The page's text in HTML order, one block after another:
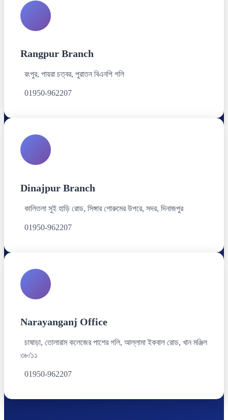
Rangpur Branch
রংপুর, পায়রা চত্বর, পুরাতন বিএনপি গলি
01950-962207
Dinajpur Branch
কালিতলা সুই হাড়ি রোড, সিঙ্গার শোরুমের উপরে, সদর, দিনাজপুর
01950-962207
Narayanganj Office
চাষাড়া, তোলারাম কলেজের পাশের গলি, আল্লামা ইকবাল রোড, খান মঞ্জিল
৩৮/১১
01950-962207